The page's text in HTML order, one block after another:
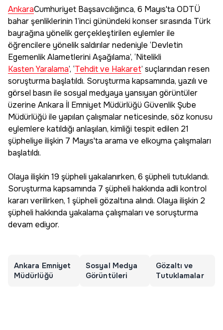
AnkaraCumhuriyet Başsavcılığınca, 6 Mayıs'ta ODTÜ
bahar şenliklerinin 1’inci günündeki konser sırasında Türk
bayrağına yönelik gerçekleştirilen eylemler ile
öğrencilere yönelik saldırılar nedeniyle ‘Devletin
Egemenlik Alametlerini Aşağılama’, ‘Nitelikli
Kasten Yaralama’, ‘Tehdit ve Hakaret’ suçlarından resen
soruşturma başlatıldı. Soruşturma kapsamında, yazılı ve
görsel basın ile sosyal medyaya yansıyan görüntüler
üzerine Ankara İl Emniyet Müdürlüğü Güvenlik Şube
Müdürlüğü ile yapılan çalışmalar neticesinde, söz konusu
eylemlere katıldığı anlaşılan, kimliği tespit edilen 21
şüpheliye ilişkin 7 Mayıs'ta arama ve elkoyma çalışmaları
başlatıldı.
Olaya ilişkin 19 şüpheli yakalanırken, 6 şüpheli tutuklandı.
Soruşturma kapsamında 7 şüpheli hakkında adli kontrol
kararı verilirken, 1 şüpheli gözaltına alındı. Olaya ilişkin 2
şüpheli hakkında yakalama çalışmaları ve soruşturma
devam ediyor.
Ankara Emniyet
Müdürlüğü
Sosyal Medya
Görüntüleri
Gözaltı ve
Tutuklamalar